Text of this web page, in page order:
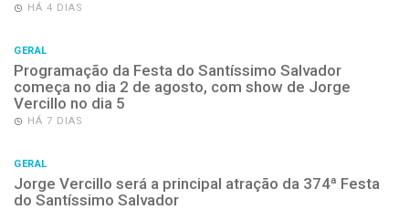
HÁ 4 DIAS
GERAL
Programação da Festa do Santíssimo Salvador
começa no dia 2 de agosto, com show de Jorge
Vercillo no dia 5
HÁ 7 DIAS
GERAL
Jorge Vercillo será a principal atração da 374ª Festa
do Santíssimo Salvador